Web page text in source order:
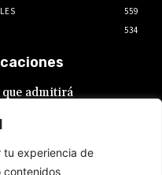
tu experiencia de
contenidos
559
534
que admitirá